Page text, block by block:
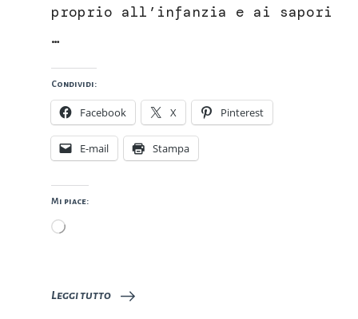
proprio all’infanzia e ai sapori
…
Condividi:
Facebook X Pinterest
E-mail Stampa
Mi piace:
Caricamento
Leggi tutto